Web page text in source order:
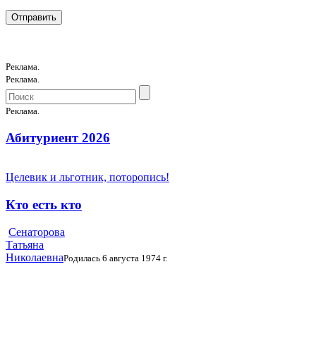
Реклама.
Реклама.
Реклама.
Абитуриент 2026
Целевик и льготник, поторопись!
Кто есть кто
Сенаторова
Татьяна
НиколаевнаРодилась 6 августа 1974 г.